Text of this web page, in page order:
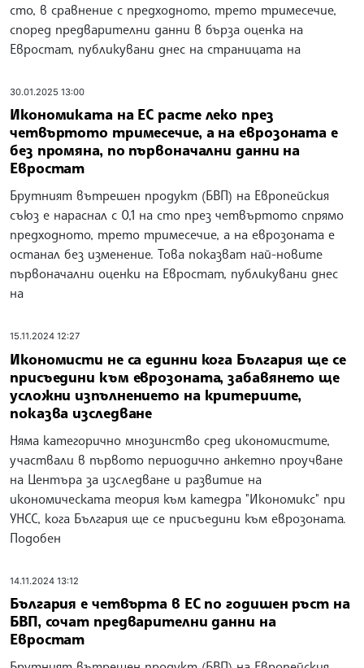
сто, в сравнение с предходното, трето тримесечие,
според предварителни данни в бърза оценка на
Евростат, публикувани днес на страницата на
30.01.2025 13:00
Икономиката на ЕС расте леко през
четвъртото тримесечие, а на еврозоната е
без промяна, по първоначални данни на
Евростат
Брутният вътрешен продукт (БВП) на Европейския
съюз е нараснал с 0,1 на сто през четвъртото спрямо
предходното, трето тримесечие, а на еврозоната е
останал без изменение. Това показват най-новите
първоначални оценки на Евростат, публикувани днес
на
15.11.2024 12:27
Икономисти не са единни кога България ще се
присъедини към еврозоната, забавянето ще
усложни изпълнението на критериите,
показва изследване
Няма категорично мнозинство сред икономистите,
участвали в първото периодично анкетно проучване
на Центъра за изследване и развитие на
икономическата теория към катедра "Икономикс" при
УНСС, кога България ще се присъедини към еврозоната.
Подобен
14.11.2024 13:12
България е четвърта в ЕС по годишен ръст на
БВП, сочат предварителни данни на
Евростат